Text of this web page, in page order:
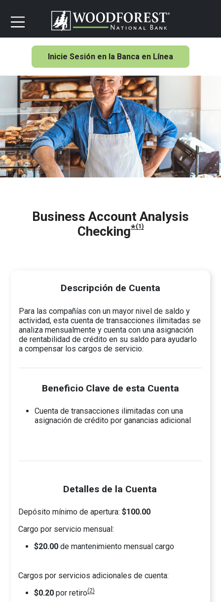
Inicie Sesión en la Banca en Línea
Business Account Analysis
Checking*(1)
Descripción de Cuenta
Para las compañías con un mayor nivel de saldo y
actividad, esta cuenta de transacciones ilimitadas se
analiza mensualmente y cuenta con una asignación
de rentabilidad de crédito en su saldo para ayudarlo
a compensar los cargos de servicio.
Beneficio Clave de esta Cuenta
Cuenta de transacciones ilimitadas con una
asignación de crédito por ganancias adicional
Detalles de la Cuenta
Depósito mínimo de apertura:$100.00
Cargo por servicio mensual:
$20.00 de mantenimiento mensual cargo
Cargos por servicios adicionales de cuenta:
$0.20 por retiro(2)